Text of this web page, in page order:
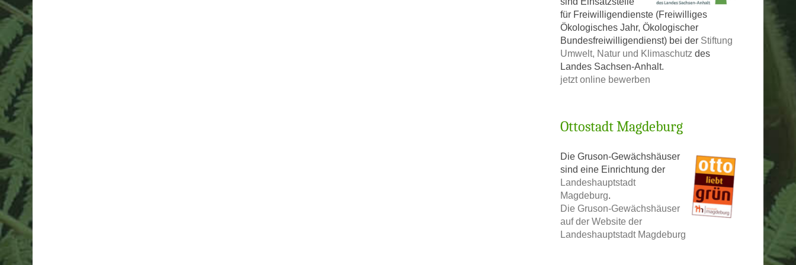
für Freiwilligendienste (Freiwilliges
Ökologisches Jahr, Ökologischer
Bundesfreiwilligendienst) bei der Stiftung
Umwelt, Natur und Klimaschutz des
Landes Sachsen-Anhalt.
jetzt online bewerben
Ottostadt Magdeburg
Die Gruson-Gewächshäuser
sind eine Einrichtung der
Landeshauptstadt
Magdeburg.
Die Gruson-Gewächshäuser
auf der Website der
Landeshauptstadt Magdeburg